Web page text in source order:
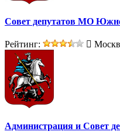
Совет депутатов МО
Рейтинг:
Администрация и Совет